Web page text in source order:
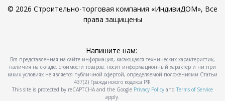
© 2026 Строительно-торговая компания «ИндивиДОМ», Все
права защищены
Напишите нам:
Вся представленная на сайте информация, касающаяся технических характеристик,
наличия на складе, стоимости товаров, носит информационный характер и ни при
каких условиях не является публичной офертой, определяемой положениями Статьи
437(2) Гражданского кодекса РФ.
This site is protected by reCAPTCHA and the Google Privacy Policy and Terms of Service
apply.